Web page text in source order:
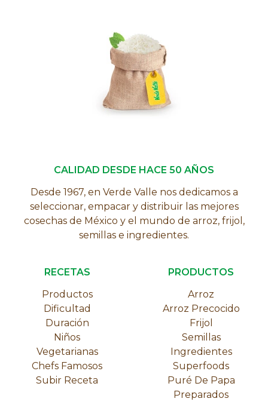
CALIDAD DESDE HACE 50 AÑOS
Desde 1967, en Verde Valle nos dedicamos a
seleccionar, empacar y distribuir las mejores
cosechas de México y el mundo de arroz, frijol,
semillas e ingredientes.
RECETAS
Productos
Dificultad
Duración
Niños
Vegetarianas
Chefs Famosos
Subir Receta
PRODUCTOS
Arroz
Arroz Precocido
Frijol
Semillas
Ingredientes
Superfoods
Puré De Papa
Preparados